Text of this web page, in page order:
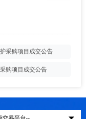
采购项目成交公告
购项目成交公告